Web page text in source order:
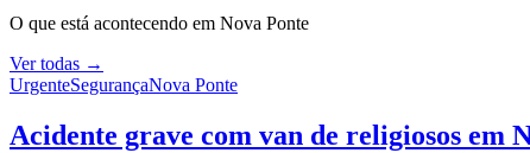
O que está acontecendo em Nova Ponte
Ver todas →
UrgenteSegurançaNova Ponte
Acidente grave com van de religiosos em